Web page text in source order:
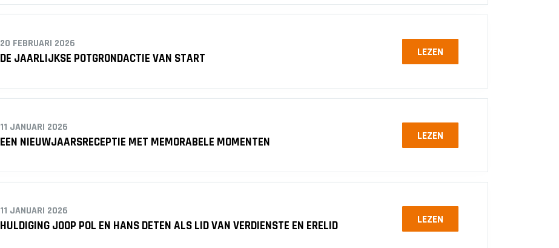
20 FEBRUARI 2026
DE JAARLIJKSE POTGRONDACTIE VAN START LEZEN
11 JANUARI 2026
EEN NIEUWJAARSRECEPTIE MET MEMORABELE MOMENTEN LEZEN
11 JANUARI 2026
HULDIGING JOOP POL EN HANS DETEN ALS LID VAN VERDIENSTE EN ERELID LEZEN